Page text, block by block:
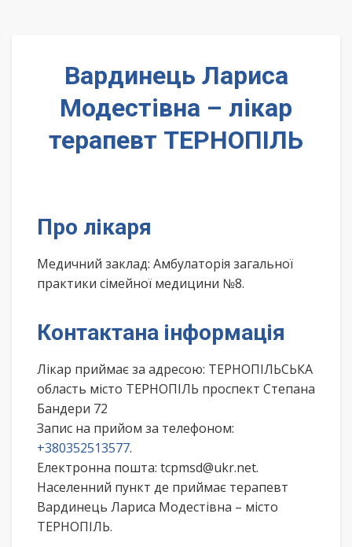
Вардинець Лариса
Модестівна – лікар
терапевт ТЕРНОПІЛЬ
Про лікаря
Медичний заклад: Амбулаторія загальної
практики сімейної медицини №8.
Контактана інформація
Лікар приймає за адресою: ТЕРНОПІЛЬСЬКА
область місто ТЕРНОПІЛЬ проспект Степана
Бандери 72
Запис на прийом за телефоном:
+380352513577.
Електронна пошта: tcpmsd@ukr.net.
Населенний пункт де приймає терапевт
Вардинець Лариса Модестівна – місто
ТЕРНОПІЛЬ.